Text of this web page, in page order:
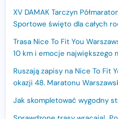
XV DAMAK Tarczyn
Sportowe święto dla całych
Trasa Nice To Fit You
10 km i emocje największego
Ruszają zapisy na Nice To Fit
okazji 48. Maratonu
Jak skompletować wygodny